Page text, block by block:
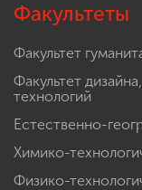
Факультеты
Факультет
Факультет
технологий
Естественно-
Химико-
Физико-